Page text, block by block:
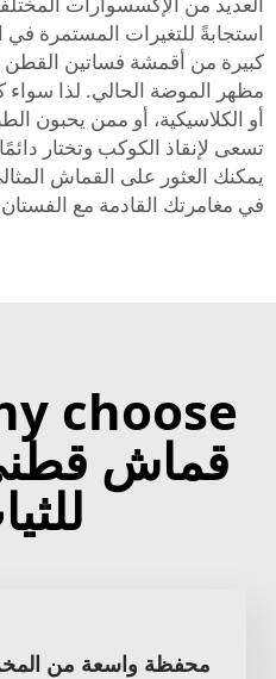
استجابةً للتغيرات المستمرة في
كبيرة من أقمشة فساتين القطن
مظهر الموضة الحالي. لذا سواء
أو الكلاسيكية، أو ممن يحبون
تسعى لإنقاذ الكوكب وتختار
يمكنك العثور على القماش
في مغامرتك القادمة مع
قماش
محفظة واسعة من